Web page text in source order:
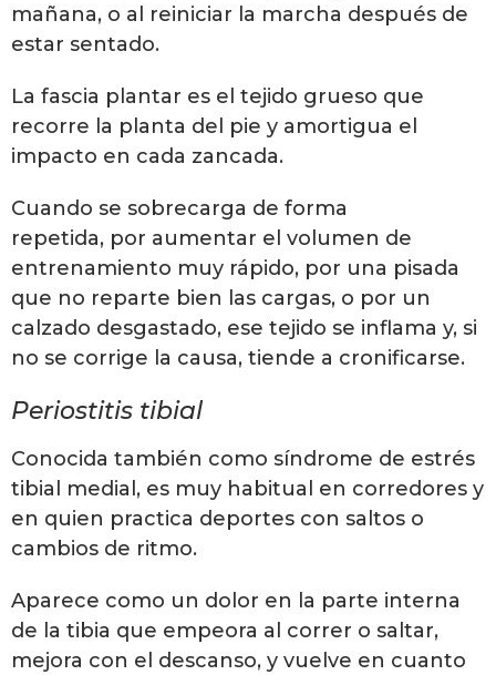
mañana, o al reiniciar la marcha después de
estar sentado.
La fascia plantar es el tejido grueso que
recorre la planta del pie y amortigua el
impacto en cada zancada.
Cuando se sobrecarga de forma
repetida, por aumentar el volumen de
entrenamiento muy rápido, por una pisada
que no reparte bien las cargas, o por un
calzado desgastado, ese tejido se inflama y, si
no se corrige la causa, tiende a cronificarse.
Periostitis tibial
Conocida también como síndrome de estrés
tibial medial, es muy habitual en corredores y
en quien practica deportes con saltos o
cambios de ritmo.
Aparece como un dolor en la parte interna
de la tibia que empeora al correr o saltar,
mejora con el descanso, y vuelve en cuanto